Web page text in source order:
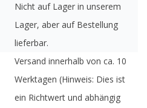
Nicht auf Lager in unserem
Lager, aber auf Bestellung
lieferbar.
Versand innerhalb von ca. 10
Werktagen (Hinweis: Dies ist
ein Richtwert und abhängig